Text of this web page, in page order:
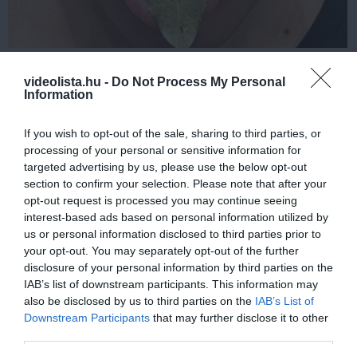
videolista.hu - Do Not Process My Personal
Information
If you wish to opt-out of the sale, sharing to third parties, or
processing of your personal or sensitive information for
targeted advertising by us, please use the below opt-out
section to confirm your selection. Please note that after your
opt-out request is processed you may continue seeing
interest-based ads based on personal information utilized by
us or personal information disclosed to third parties prior to
your opt-out. You may separately opt-out of the further
disclosure of your personal information by third parties on the
IAB’s list of downstream participants. This information may
also be disclosed by us to third parties on the IAB’s List of
Downstream Participants that may further disclose it to other
This Simple Trick Removes All Parasites From
Your Body!
More
224 194
10 h 49 min